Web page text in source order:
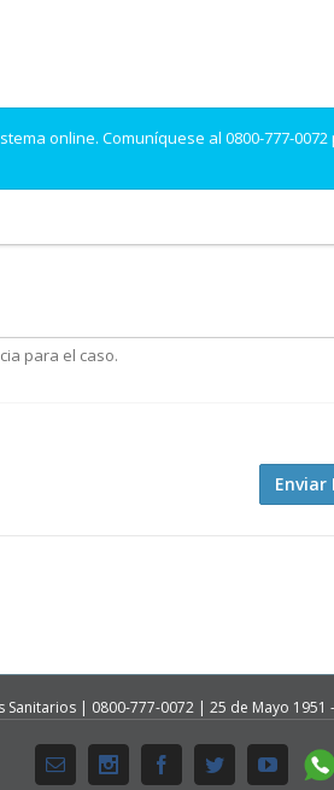
Sanitarios | 0800-777-0072 | 25 de Mayo 1951
Email InstagramFacebookTwitter